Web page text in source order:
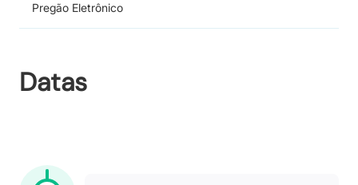
Pregão Eletrônico
Datas